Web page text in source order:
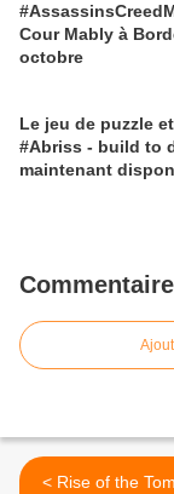
Cour Mably à
octobre
Le jeu de puzzle
#Abriss - build to
maintenant
< Rise of the Tomb Raider